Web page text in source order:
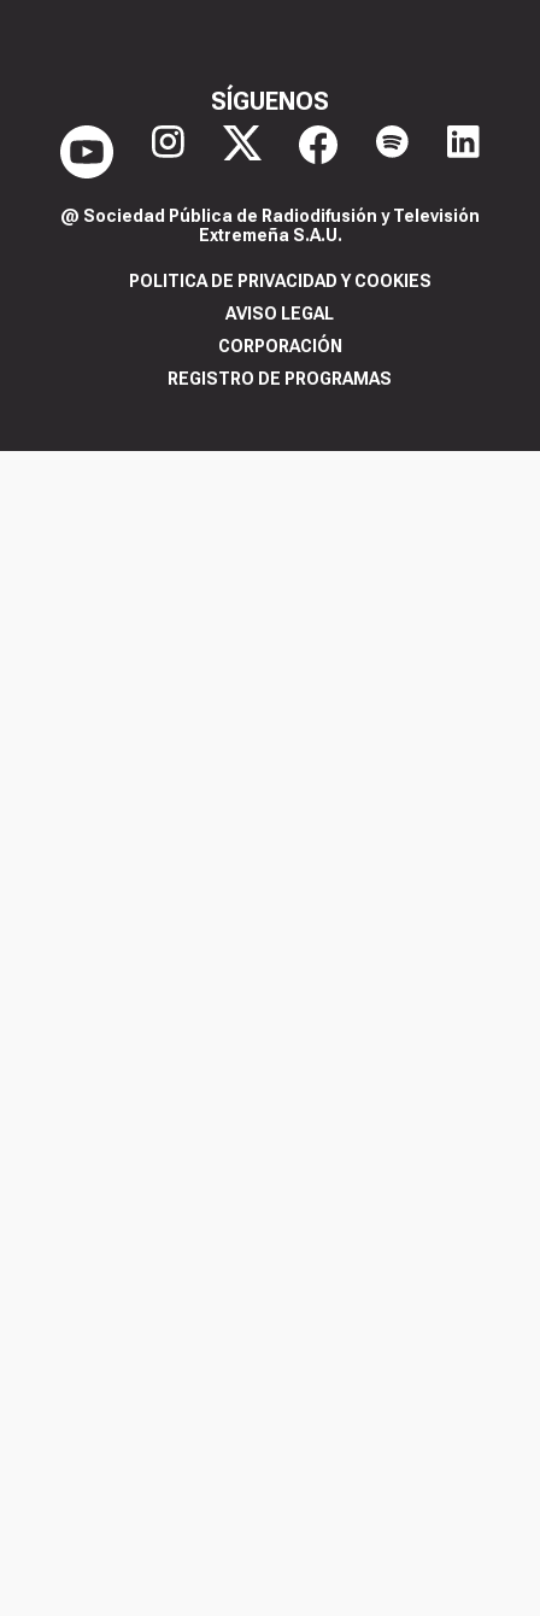
SÍGUENOS
@ Sociedad Pública de Radiodifusión y Televisión
Extremeña S.A.U.
POLITICA DE PRIVACIDAD Y COOKIES
AVISO LEGAL
CORPORACIÓN
REGISTRO DE PROGRAMAS